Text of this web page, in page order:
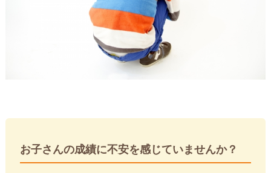
お子さんの成績に不安を感じていませんか？